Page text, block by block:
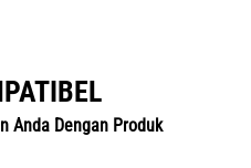
Anda Dengan Produk